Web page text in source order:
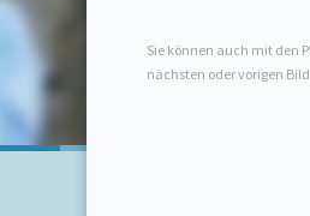
Sie können auch mit den
nächsten oder vorigen